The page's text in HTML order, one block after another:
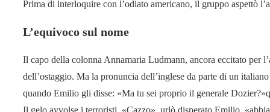
Prima di interloquire con l’odiato americano, il gruppo aspettò
L’equivoco sul nome
Il capo della colonna Annamaria Ludmann, ancora eccitato per
dell’ostaggio. Ma la pronuncia dell’inglese da parte di un
quando Emilio gli disse: «Ma tu sei proprio il generale
Il gelo avvolse i terroristi. «Cazzo», urlò disperato Emilio,